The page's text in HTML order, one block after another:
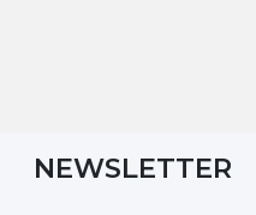
NEWSLETTER